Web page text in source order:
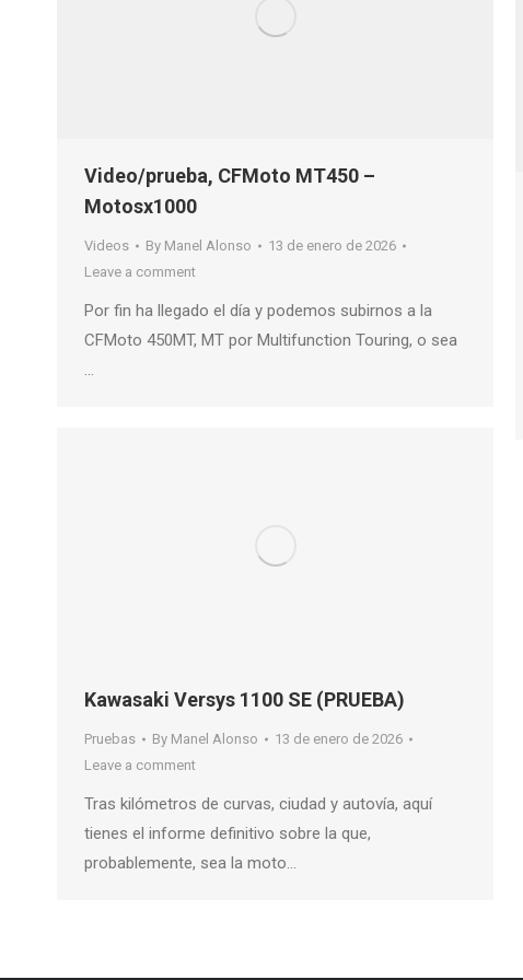
Video/prueba, CFMoto MT450 –
Motosx1000
Videos By Manel Alonso
13 de enero de 2026
Leave a comment
Por fin ha llegado el día y podemos subirnos a la
CFMoto 450MT, MT por Multifunction Touring, o sea
…
Kawasaki Versys 1100 SE (PRUEBA)
Pruebas By Manel Alonso
13 de enero de 2026
Leave a comment
Tras kilómetros de curvas, ciudad y autovía, aquí
tienes el informe definitivo sobre la que,
probablemente, sea la moto…